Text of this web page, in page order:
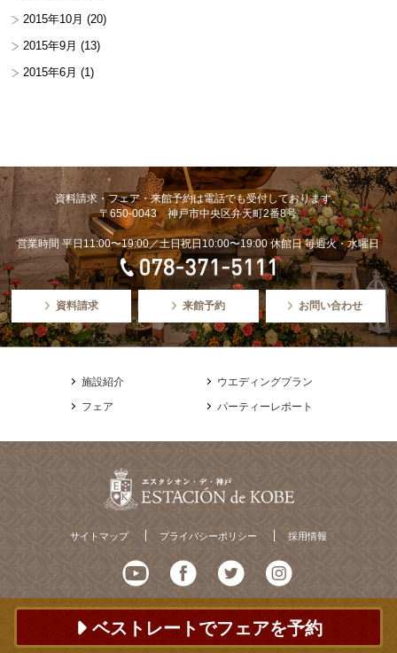
2015年10月 (20)
2015年9月 (13)
2015年6月 (1)
ベストレートでフェアを予約
資料請求・フェア・来館予約は電話でも受付しております。
〒650-0043 神戸市中央区弁天町2番8号
営業時間 平日11:00〜19:00／土日祝日10:00〜19:00 休館日 毎週火・水曜日
資料請求 来館予約 お問い合わせ
施設紹介
ウエディングプラン
フェア
パーティーレポート
サイトマップ プライバシーポリシー 採用情報
© ESTACION de KOBE All Rights Reserved.